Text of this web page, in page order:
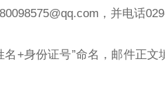
，并电话
+身份证号”命名，邮件正文